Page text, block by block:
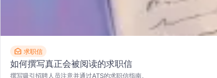
求职信
如何撰写真正会被阅读的求职信
撰写吸引招聘人员注意并通过ATS的求职信指南。